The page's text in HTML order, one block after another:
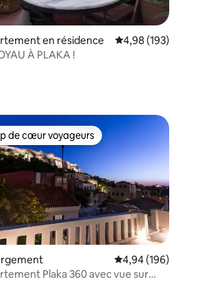
5 la base de 257 commentaires : 4,99 sur 5
en résidence Évaluation moyenne
4,98 (193)
À PLAKA !
5
sur la base de 592 commentaires : 5 sur 5
de cœur voyageurs
de cœur voyageurs
Évaluation moyenne
4,94 (196)
Plaka 360 avec vue sur